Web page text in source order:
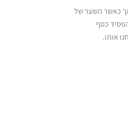
אך כאשר השער של
כסף
אותו.